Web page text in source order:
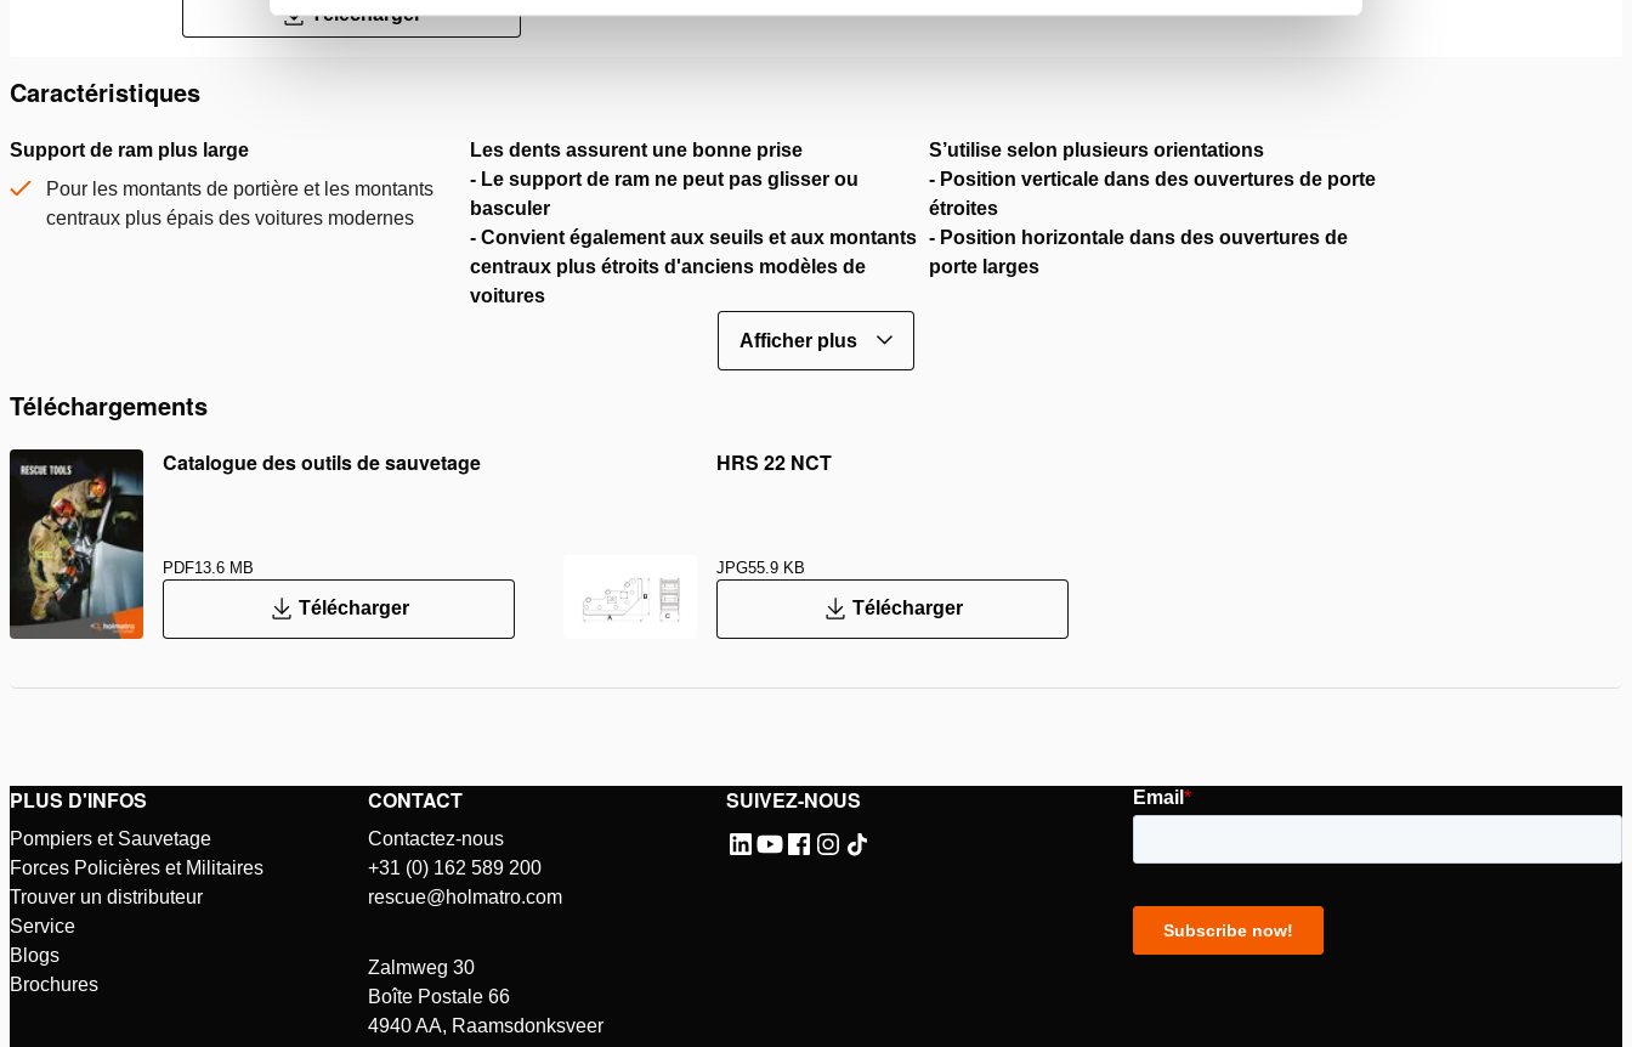
Télécharger
Caractéristiques
Support de ram plus large
Pour les montants de portière et les montants
centraux plus épais des voitures modernes
Les dents assurent une bonne prise
- Le support de ram ne peut pas glisser ou
basculer
- Convient également aux seuils et aux montants
centraux plus étroits d'anciens modèles de
voitures
S’utilise selon plusieurs orientations
- Position verticale dans des ouvertures de porte
étroites
- Position horizontale dans des ouvertures de
porte larges
Afficher plus
Téléchargements
Catalogue des outils de sauvetage
PDF13.6 MB
Télécharger
HRS 22 NCT
JPG55.9 KB
Télécharger
SUIVEZ-NOUS
PLUS D'INFOS
Pompiers et Sauvetage
Forces Policières et Militaires
Trouver un distributeur
Service
Blogs
Brochures
CONTACT
Contactez-nous
+31 (0) 162 589 200
rescue@holmatro.com
Zalmweg 30
Boîte Postale 66
4940 AA, Raamsdonksveer